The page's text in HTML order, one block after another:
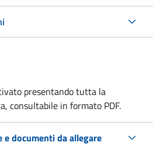
presentando tutta la
consultabile in formato PDF.
documenti da allegare